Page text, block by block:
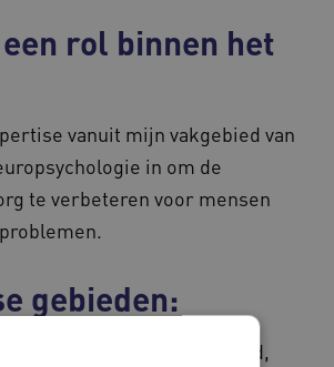
rol binnen het
vanuit mijn vakgebied van
in om de
te verbeteren voor mensen
gebieden:
dementie op jonge leeftijd,